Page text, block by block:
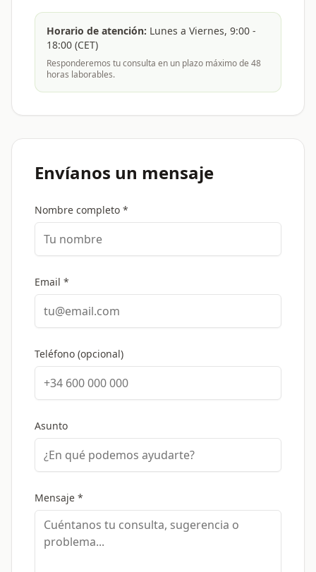
Horario de atención: Lunes a Viernes, 9:00 -
18:00 (CET)
Responderemos tu consulta en un plazo máximo de 48
horas laborables.
Envíanos un mensaje
Nombre completo *
Email *
Teléfono (opcional)
Asunto
Mensaje *